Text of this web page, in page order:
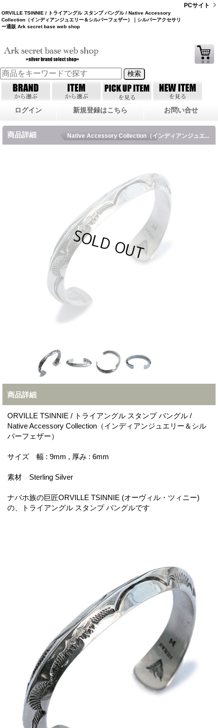
ORVILLE TSINNIE / トライアングル スタンプ バングル / Native Accessory
Collection（インディアンジュエリー＆シルバーフェザー）｜シルバーアクセサリ
ー通販 Ark secret base web shop
PCサイト
ログイン 新規登録はこちら お問い合せ
商品詳細 Native Accessory Collection（インディアンジュエ...
商品詳細
ORVILLE TSINNIE / トライアングル スタンプ バングル /
Native Accessory Collection（インディアンジュエリー＆シル
バーフェザー）
サイズ 幅 : 9mm , 厚み : 6mm
素材 Sterling Silver
ナバホ族の巨匠ORVILLE TSINNIE (オーヴィル・ツィニー)
の、トライアングル スタンプ バングルです